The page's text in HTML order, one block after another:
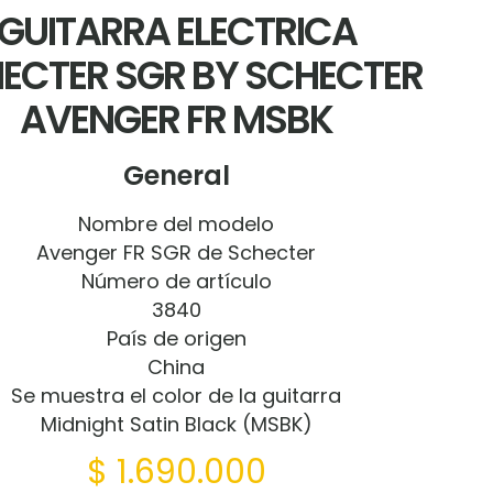
ELECTRICA
SGR BY SCHECTER
AVENGER FR MSBK
General
Nombre del modelo
Avenger FR SGR de Schecter
Número de artículo
3840
País de origen
China
Se muestra el color de la guitarra
Midnight Satin Black (MSBK)
$ 1.690.000